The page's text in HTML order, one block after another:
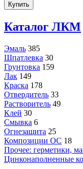
Купить
Каталог ЛКМ
Эмаль 385
Шпатлевка 30
Грунтовка 159
Лак 149
Краска 178
Отвердитель 33
Растворитель 49
Клей 30
Смывка 6
Огнезащита 25
Композиции ОС 18
Прочее: герметики,
Цинконаполненные